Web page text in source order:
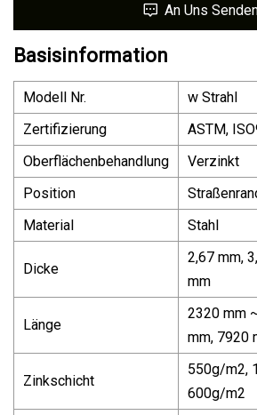
An Uns
Basisinformation
Modell Nr.
w Strahl
Zertifizierung
ASTM,
Oberflächenbehandlung
Verzinkt
Position
Material
Stahl
Dicke
2,67 mm,
mm
Länge
2320 mm
mm, 7920
Zinkschicht
550g/m2,
600g/m2